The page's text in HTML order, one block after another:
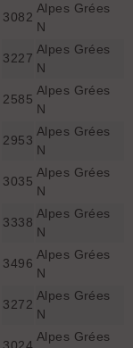
3082
Alpes Grées
N
3227
Alpes Grées
N
2585
Alpes Grées
N
2953
Alpes Grées
N
3035
Alpes Grées
N
3338
Alpes Grées
N
3496
Alpes Grées
N
3272
Alpes Grées
N
Alpes Grées